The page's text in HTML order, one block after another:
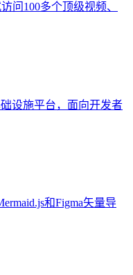
问100多个顶级视频、
设施平台，面向开发者
和Figma矢量导